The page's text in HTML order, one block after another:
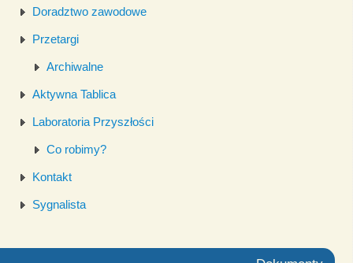
Doradztwo zawodowe
Przetargi
Archiwalne
Aktywna Tablica
Laboratoria Przyszłości
Co robimy?
Kontakt
Sygnalista